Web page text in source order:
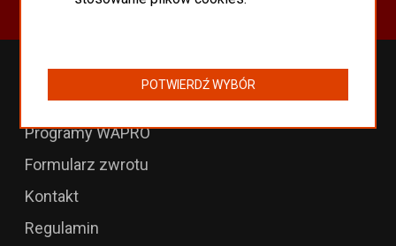
Przedłużenia WAPRO
B2B dla WAPRO Mag
Programy WAPRO
Formularz zwrotu
Kontakt
Regulamin
POTWIERDŹ WYBÓR